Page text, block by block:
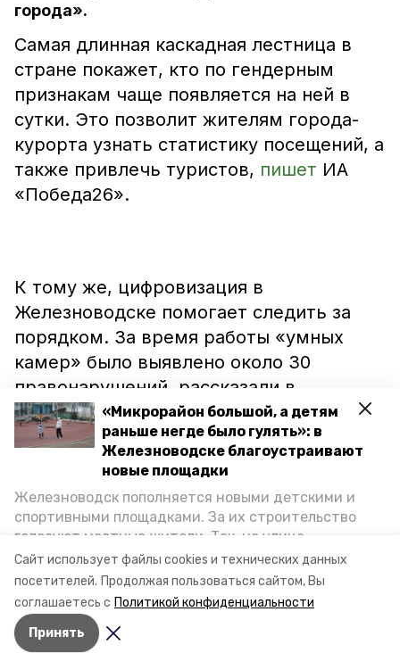
Сайт использует файлы cookies и технических данных
посетителей. Продолжая пользоваться сайтом, Вы
соглашаетесь с Политикой конфиденциальности
Принять
«Микрорайон большой, а детям
раньше негде было гулять»: в
Железноводске благоустраивают
новые площадки
Железноводск пополняется новыми детскими и
спортивными площадками. За их строительство
голосуют местные жители. Так, на улице
Октябрьской уже появилось современное
пространство для отдыха, а в Иноземцеве
приступили к возведению большой спортплощадки.
Подробнее о том, как она будет выглядеть — в
фоторепортаже «Победы26».
города».
Самая длинная каскадная лестница в
стране покажет, кто по гендерным
признакам чаще появляется на ней в
сутки. Это позволит жителям города-
курорта узнать статистику посещений, а
также привлечь туристов, пишет ИА
«Победа26».
К тому же, цифровизация в
Железноводске помогает следить за
порядком. За время работы «умных
камер» было выявлено около 30
правонарушений, рассказали в
администрации города.
Ранее сообщалось о том, что для
распознавания видов птиц, деревьев и
растенийразработают специальное
приложение.
Авторы: Валерия Гореликова